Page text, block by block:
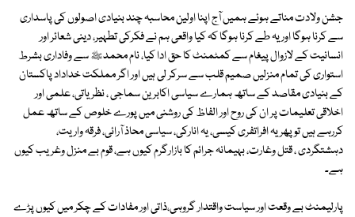
جشن ولادت مناتے ہوئے ہمیں آج اپنا اولین محاسبہ چند بنیادی اصولوں کی پاسداری
سے کرنا ہوگا اور یہ طے کرنا ہوگا کہ کیا واقعی ہم نے فکرکی تطہیر، دینی شعائر اور
انسانیت کے لازوال پیغام سے کمٹمنٹ کا حق ادا کیا، نام محمدﷺ سے وفاداری بشرط
استواری کی تمام منزلیں صمیم قلب سے سرکر لی ہیں اور اگر مملکت خداداد پاکستان
کے بنیادی مقاصد کے ساتھ ہمارے سیاسی اکابرین سماجی ، نظریاتی، علمی اور
اخلاقی تعلیمات پر ان کی روح اور الفاظ کی روشنی میں پورے خلوص کے ساتھ عمل
کررہے ہیں تو پھر یہ افراتفری کیسی، یہ انارکی، سیاسی محاذ آرائی، فرقہ واریت،
دہشتگردی ، قتل وغارت، بہیمانہ جرائم کا بازارگرم کیوں ہے، قوم بے منزل وغریب کیوں
ہے۔
پارلیمنٹ بے وقعت اور سیاست واقتدار گروہی،ذاتی اور مفادات کے چکر میں کیوں پڑے